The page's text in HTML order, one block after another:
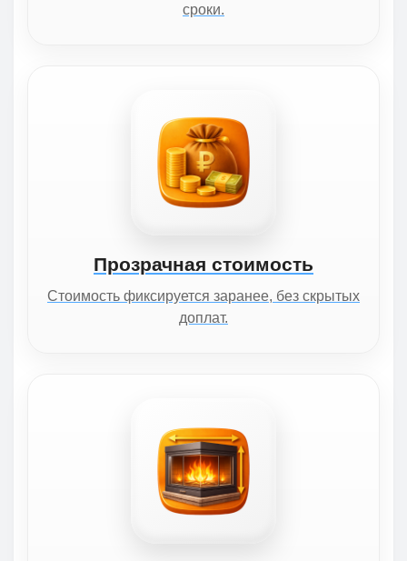
сроки.
Прозрачная стоимость
Стоимость фиксируется заранее, без скрытых
доплат.